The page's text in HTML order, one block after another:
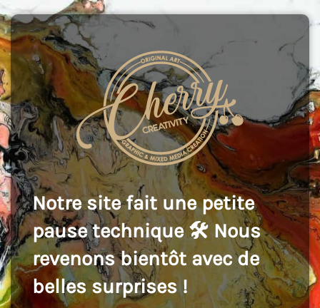
Notre site fait une petite
pause technique 🛠️ Nous
revenons bientôt avec de
belles surprises !